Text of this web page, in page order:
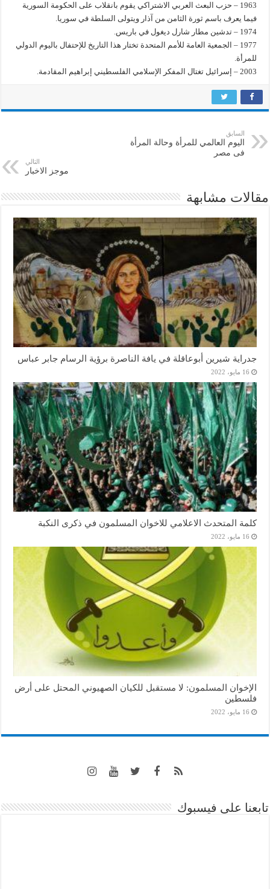
1963 – حزب البعث العربي الاشتراكي يقوم بانقلاب على الحكومة السورية
فيما يعرف باسم ثورة الثامن من آذار ويتولى السلطة في سوريا.
1974 – تدشين مطار شارل ديغول في باريس.
1977 – الجمعية العامة للأمم المتحدة تختار هذا التاريخ للإحتفال باليوم الدولي
للمرأة.
2003 – إسرائيل تغتال المفكر الإسلامي الفلسطيني إبراهيم المقادمة.
السابق
اليوم العالمي للمرأة وحالة المرأة
فى مصر
التالي
موجز الاخبار
مقالات مشابهة
جدراية شيرين أبوعاقلة في يافة الناصرة برؤية الرسام جابر عباس
16 مايو، 2022
كلمة المتحدث الاعلامي للاخوان المسلمون في ذكرى النكبة
16 مايو، 2022
الإخوان المسلمون: لا مستقبل للكيان الصهيوني المحتل على أرض
فلسطين
16 مايو، 2022
تابعنا على فيسبوك